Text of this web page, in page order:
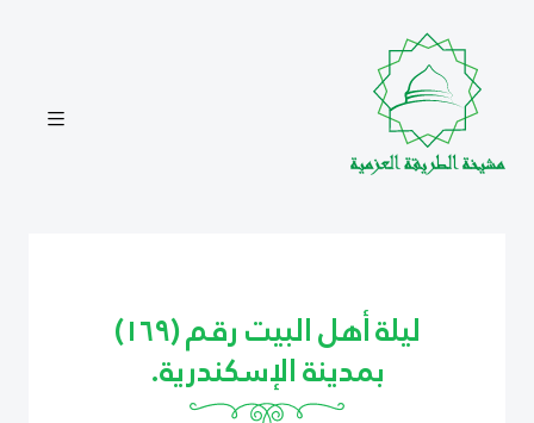
ليلة أهل البيت رقم (١٦٩)
بمدينة الإسكندرية.